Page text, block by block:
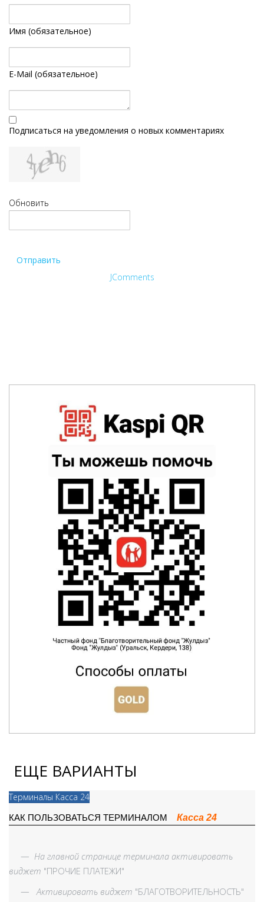
Имя (обязательное)
E-Mail (обязательное)
Подписаться на уведомления о новых комментариях
Обновить
Отправить
JComments
ЕЩЕ ВАРИАНТЫ
Терминалы Касса 24
КАК ПОЛЬЗОВАТЬСЯ ТЕРМИНАЛОМ Касса 24
— На главной странице терминала активировать
виджет "ПРОЧИЕ ПЛАТЕЖИ"
— Активировать виджет "БЛАГОТВОРИТЕЛЬНОСТЬ"